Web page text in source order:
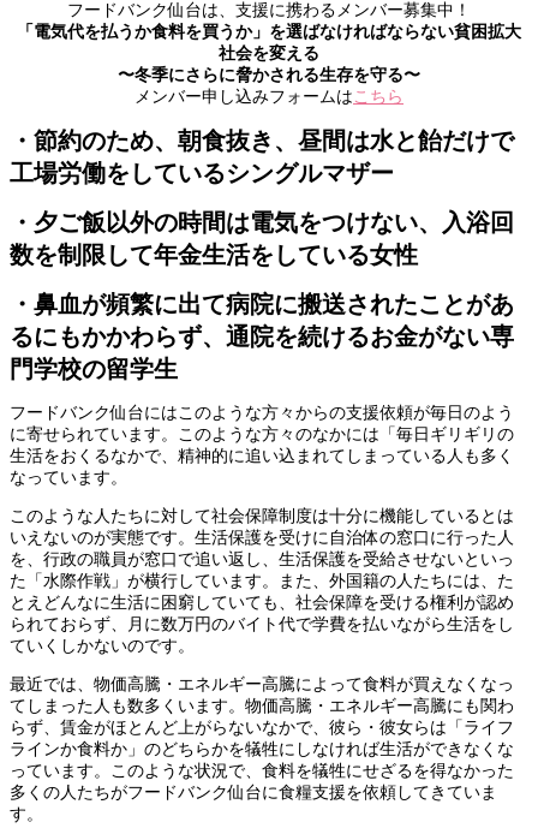
フードバンク仙台は、支援に携わるメンバー募集中！
「電気代を払うか食料を買うか」を選ばなければならない貧困拡大
社会を変える
〜冬季にさらに脅かされる生存を守る〜
メンバー申し込みフォームはこちら
・節約のため、朝食抜き、昼間は水と飴だけで
工場労働をしているシングルマザー
・夕ご飯以外の時間は電気をつけない、入浴回
数を制限して年金生活をしている女性
・鼻血が頻繁に出て病院に搬送されたことがあ
るにもかかわらず、通院を続けるお金がない専
門学校の留学生
フードバンク仙台にはこのような方々からの支援依頼が毎日のよう
に寄せられています。このような方々のなかには「毎日ギリギリの
生活をおくるなかで、精神的に追い込まれてしまっている人も多く
なっています。
このような人たちに対して社会保障制度は十分に機能しているとは
いえないのが実態です。生活保護を受けに自治体の窓口に行った人
を、行政の職員が窓口で追い返し、生活保護を受給させないといっ
た「水際作戦」が横行しています。また、外国籍の人たちには、た
とえどんなに生活に困窮していても、社会保障を受ける権利が認め
られておらず、月に数万円のバイト代で学費を払いながら生活をし
ていくしかないのです。
最近では、物価高騰・エネルギー高騰によって食料が買えなくなっ
てしまった人も数多くいます。物価高騰・エネルギー高騰にも関わ
らず、賃金がほとんど上がらないなかで、彼ら・彼女らは「ライフ
ラインか食料か」のどちらかを犠牲にしなければ生活ができなくな
っています。このような状況で、食料を犠牲にせざるを得なかった
多くの人たちがフードバンク仙台に食糧支援を依頼してきていま
す。